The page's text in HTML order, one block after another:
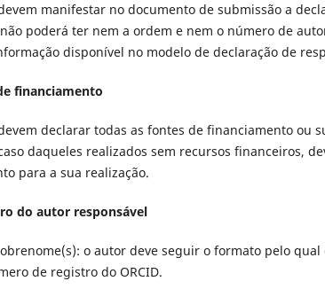
manifestar no documento de submissão a
poderá ter nem a ordem e nem o número de
disponível no modelo de declaração de
financiamento
declarar todas as fontes de financiamento ou
daqueles realizados sem recursos financeiros,
para a sua realização.
do autor responsável
o autor deve seguir o formato pelo
de registro do ORCID.